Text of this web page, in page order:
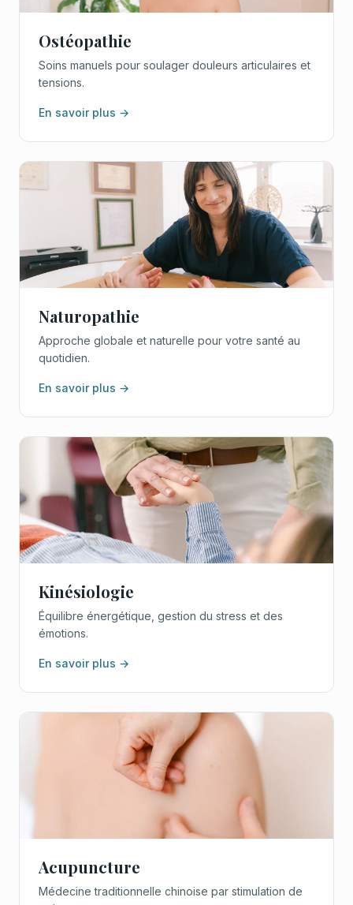
Ostéopathie
Soins manuels pour soulager douleurs articulaires et
tensions.
En savoir plus →
Naturopathie
Approche globale et naturelle pour votre santé au
quotidien.
En savoir plus →
Kinésiologie
Équilibre énergétique, gestion du stress et des
émotions.
En savoir plus →
Acupuncture
Médecine traditionnelle chinoise par stimulation de